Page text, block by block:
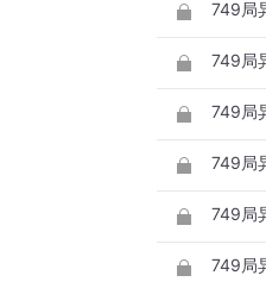
749局
749局
749局